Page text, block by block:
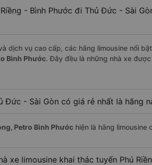
- Bình Phước đi Thủ Đức - Sài
dịch vụ cao cấp, các hãng limousine nổi
Bình Phước. Đây đều là những nhà xe
Đức - Sài Gòn có giá rẻ nhất là hãng
Petro Bình Phước hiện là hãng limousine
xe limousine khai thác tuyến Phú